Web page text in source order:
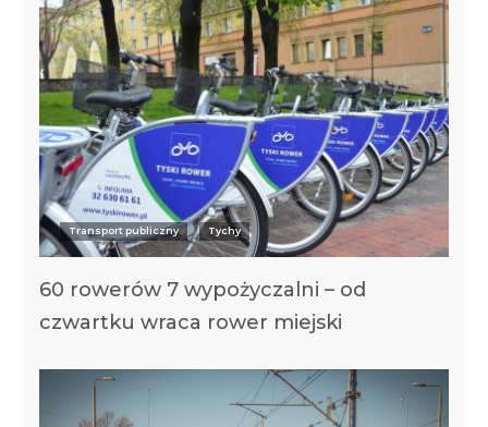
Transport publiczny Tychy
60 rowerów 7 wypożyczalni – od
czwartku wraca rower miejski